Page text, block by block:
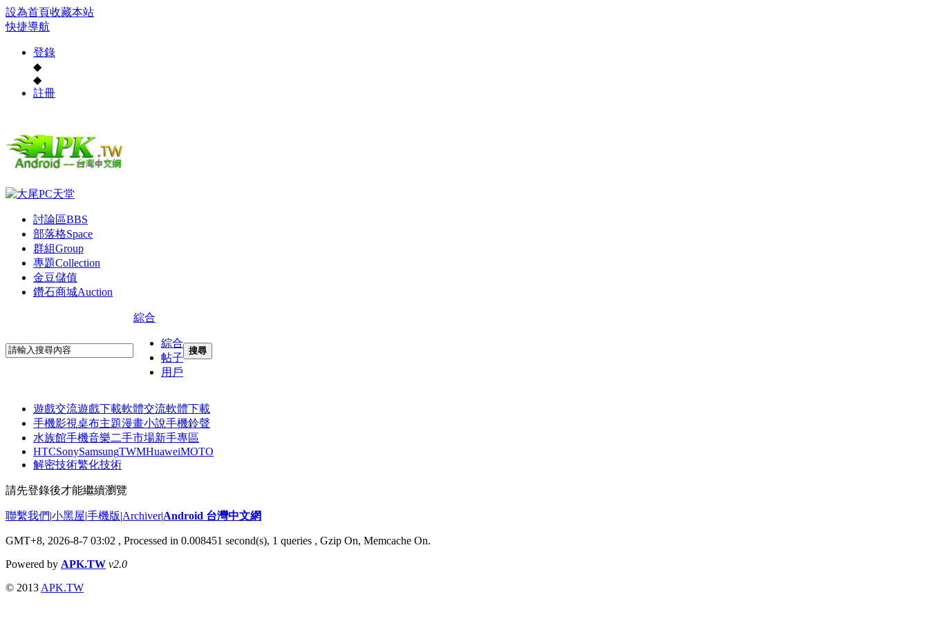
設為首頁收藏本站
快捷導航
登錄
◆
◆
註冊
討論區BBS
部落格Space
群組Group
專題Collection
金豆儲值
鑽石商城Auction
綜合
綜合
帖子
用戶
搜尋
遊戲交流遊戲下載軟體交流軟體下載
手機影視桌布主題漫畫小說手機鈴聲
水族館手機音樂二手市場新手專區
HTCSonySamsungTWMHuaweiMOTO
解密技術繁化技術
請先登錄後才能繼續瀏覽
聯繫我們|小黑屋|手機版|Archiver|Android 台灣中文網
GMT+8, 2026-8-7 03:02 , Processed in 0.008451 second(s), 1 queries , Gzip On, Memcache On.
Powered by APK.TW v2.0
© 2013 APK.TW